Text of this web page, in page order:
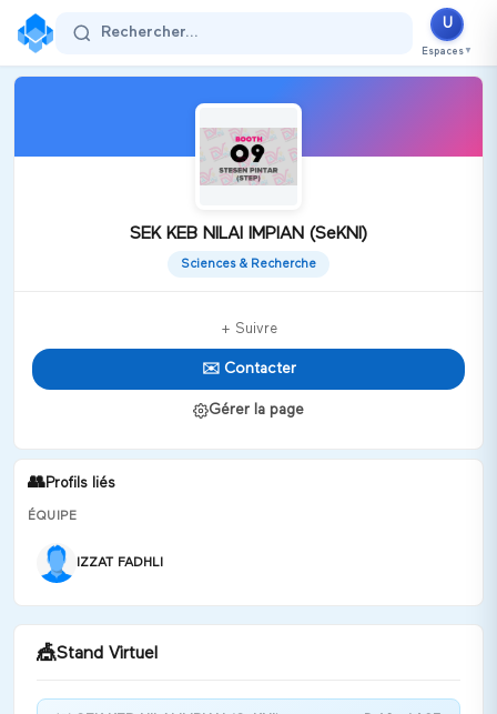
Rechercher...
U
Espaces ▼
SEK KEB NILAI IMPIAN (SeKNI)
Sciences & Recherche
+ Suivre
✉️ Contacter
Gérer la page
👥Profils liés
ÉQUIPE
IZZAT FADHLI
🎪Stand Virtuel